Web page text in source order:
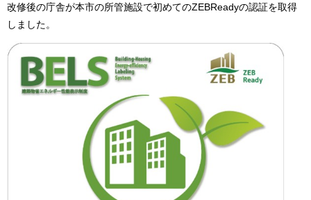
改修後の庁舎が本市の所管施設で初めてのZEBReadyの認証を取得
しました。